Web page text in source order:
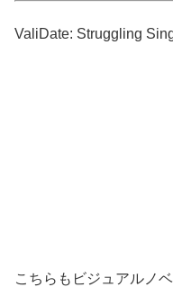
ValiDate: Struggling
こちらもビジュアルノ